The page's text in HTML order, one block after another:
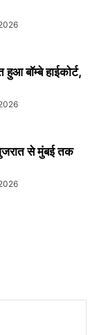
बॉम्बे हाईकोर्ट,
से मुंबई तक